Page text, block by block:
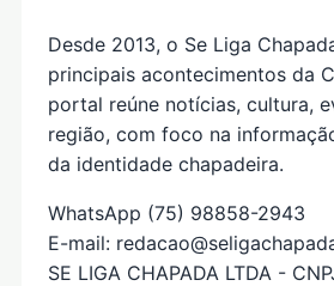
Desde 2013, o Se Liga
principais acontecimentos da
portal reúne notícias, cultura,
região, com foco na
da identidade chapadeira.
WhatsApp (75) 98858-2943
E-mail:
SE LIGA CHAPADA LTDA -